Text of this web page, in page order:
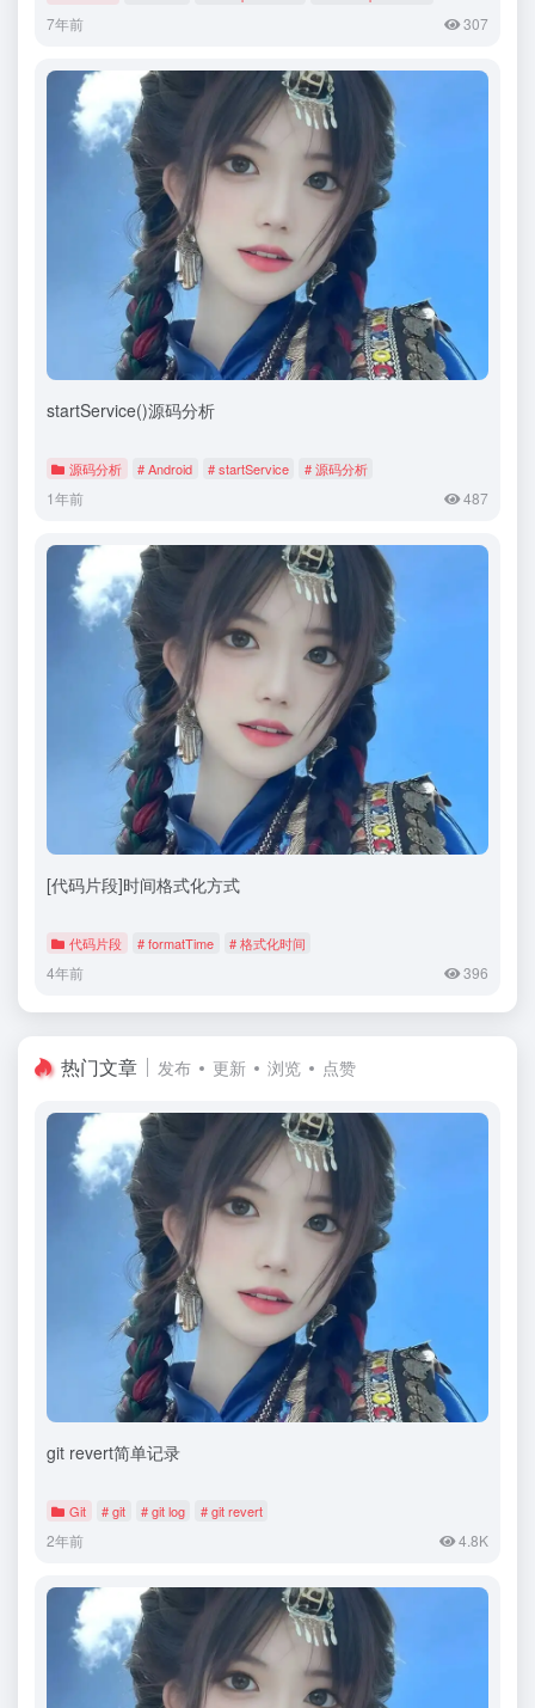
7年前 307
startService()源码分析
源码分析 # Android # startService # 源码分析
1年前 487
[代码片段]时间格式化方式
代码片段 # formatTime # 格式化时间
4年前 396
热门文章 发布 更新 浏览 点赞
git revert简单记录
Git # git # git log # git revert
2年前 4.8K